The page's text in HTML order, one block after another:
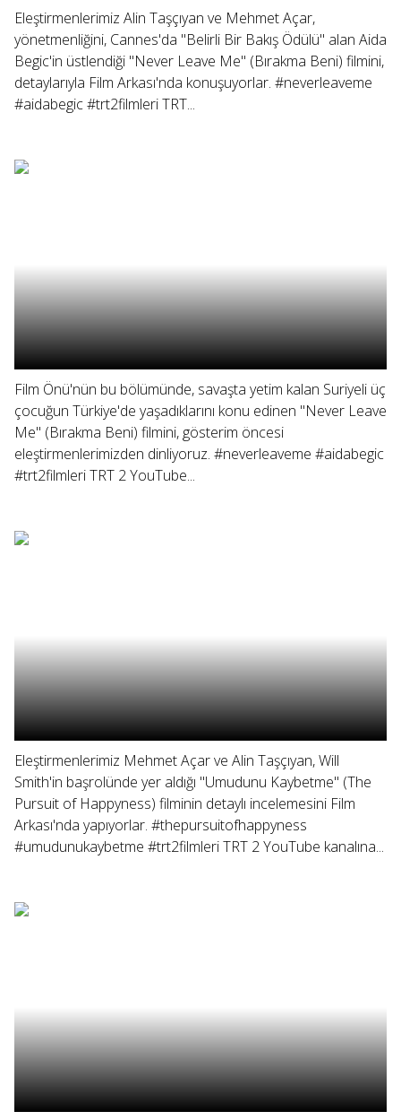
Eleştirmenlerimiz Alin Taşçıyan ve Mehmet Açar,
yönetmenliğini, Cannes'da "Belirli Bir Bakış Ödülü" alan Aida
Begic'in üstlendiği "Never Leave Me" (Bırakma Beni) filmini,
detaylarıyla Film Arkası'nda konuşuyorlar. #neverleaveme
#aidabegic #trt2filmleri TRT...
Film Önü'nün bu bölümünde, savaşta yetim kalan Suriyeli üç
çocuğun Türkiye'de yaşadıklarını konu edinen "Never Leave
Me" (Bırakma Beni) filmini, gösterim öncesi
eleştirmenlerimizden dinliyoruz. #neverleaveme #aidabegic
#trt2filmleri TRT 2 YouTube...
Eleştirmenlerimiz Mehmet Açar ve Alin Taşçıyan, Will
Smith'in başrolünde yer aldığı "Umudunu Kaybetme" (The
Pursuit of Happyness) filminin detaylı incelemesini Film
Arkası'nda yapıyorlar. #thepursuitofhappyness
#umudunukaybetme #trt2filmleri TRT 2 YouTube kanalına...